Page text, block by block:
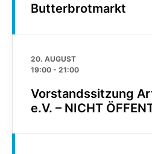
Butterbrotmarkt
20. AUGUST
19:00 - 21:00
Vorstandssitzung
e.V. – NICHT